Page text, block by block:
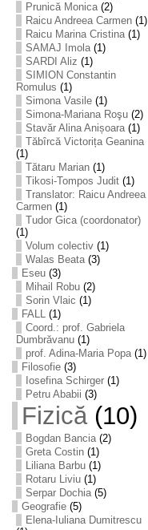
Prunică Monica(2)
Raicu Andreea Carmen(1)
Raicu Marina Cristina(1)
SAMAJ Imola(1)
SARDI Aliz (1)
SIMION Constantin
Romulus (1)
Simona Vasile(1)
Simona-Mariana Roşu(2)
Stavăr Alina Anișoara(1)
Tăbîrcă Victorița Geanina
(1)
Tătaru Marian(1)
Tikosi-Tompos Judit(1)
Translator: Raicu Andreea
Carmen(1)
Tudor Gica (coordonator)
(1)
Volum colectiv(1)
Walas Beata(3)
Eseu(3)
Mihail Robu(2)
Sorin Vlaic (1)
FALL(1)
Coord.: prof. Gabriela
Dumbrăvanu(1)
prof. Adina-Maria Popa(1)
Filosofie(3)
Iosefina Schirger(1)
Petru Ababii (3)
Fizică(10)
Bogdan Bancia(2)
Greta Costin(1)
Liliana Barbu(1)
Rotaru Liviu(1)
Serpar Dochia(5)
Geografie(5)
Elena-Iuliana Dumitrescu